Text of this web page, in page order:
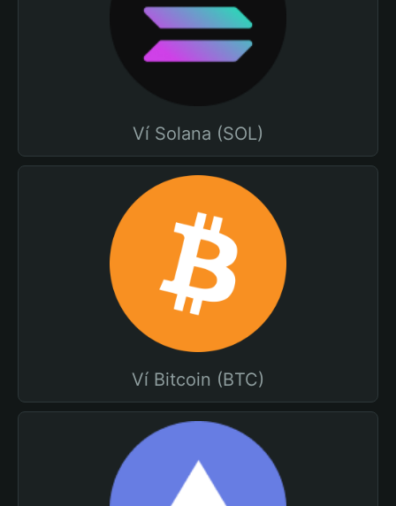
Ví Solana (SOL)
Ví Bitcoin (BTC)